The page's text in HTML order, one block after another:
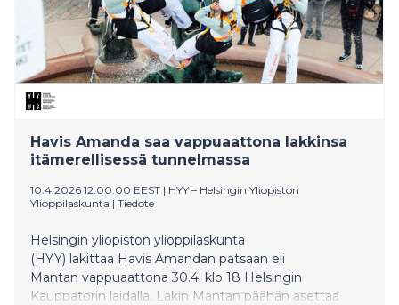
Havis Amanda saa vappuaattona lakkinsa
itämerellisessä tunnelmassa
10.4.2026 12:00:00 EEST | HYY – Helsingin Yliopiston
Ylioppilaskunta | Tiedote
Helsingin yliopiston ylioppilaskunta
(HYY) lakittaa Havis Amandan patsaan eli
Mantan vappuaattona 30.4. klo 18 Helsingin
Kauppatorin laidalla. Lakin Mantan päähän asettaa